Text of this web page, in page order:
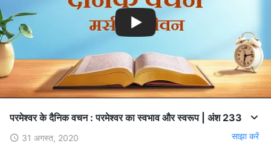
परमेश्वर के दैनिक वचन : परमेश्वर का स्वभाव और स्वरूप | अंश 233
31 अगस्त, 2020 साझा करें